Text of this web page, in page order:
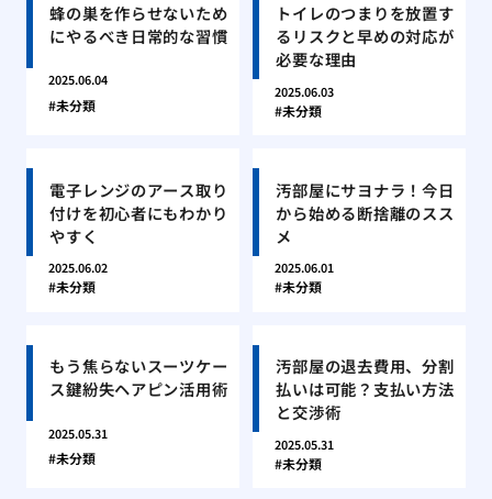
蜂の巣を作らせないため
にやるべき日常的な習慣
2025.06.04
未分類
トイレのつまりを放置す
るリスクと早めの対応が
必要な理由
2025.06.03
未分類
電子レンジのアース取り
付けを初心者にもわかり
やすく
2025.06.02
未分類
汚部屋にサヨナラ！今日
から始める断捨離のスス
メ
2025.06.01
未分類
もう焦らないスーツケー
ス鍵紛失ヘアピン活用術
2025.05.31
未分類
汚部屋の退去費用、分割
払いは可能？支払い方法
と交渉術
2025.05.31
未分類